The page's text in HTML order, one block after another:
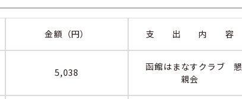
金額（円） 支 出 内 容
5,038
函館はまなすクラブ 懇
親会